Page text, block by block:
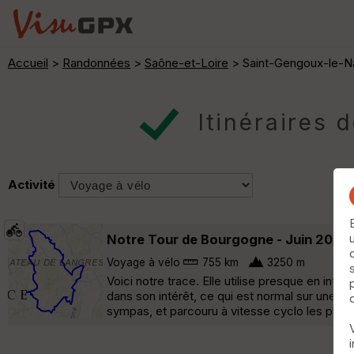
Accueil > Randonnées > Saône-et-Loire > Saint-Gengoux-le-
Itinéraires
Activité
Notre Tour de Bourgogne - Juin 2021
Voyage à vélo 755 km 3250 m
Voici notre trace. Elle utilise presque en
dans son intérêt, ce qui est normal sur une
sympas, et parcouru à vitesse cyclo les plus